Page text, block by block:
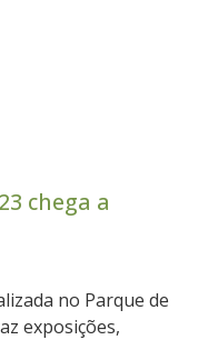
chega a
no Parque de
exposições,